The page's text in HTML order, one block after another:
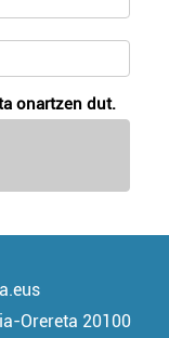
onartzen dut.
Orereta 20100